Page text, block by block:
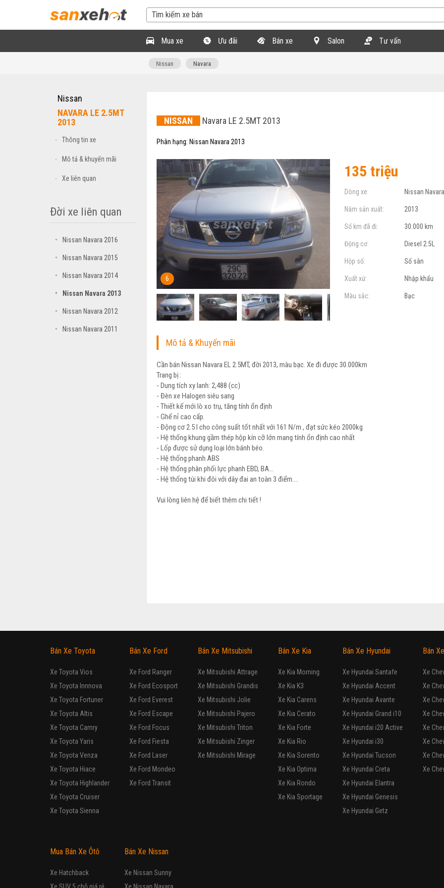
Mua xe Ưu đãi Bán xe Salon Tư vấn
Nissan Navara
Nissan
NAVARA LE 2.5MT
2013
• Thông tin xe
• Mô tả & khuyến mãi
• Xe liên quan
Đời xe liên quan
• Nissan Navara 2016
• Nissan Navara 2015
• Nissan Navara 2014
• Nissan Navara 2013
• Nissan Navara 2012
• Nissan Navara 2011
NISSAN Navara LE 2.5MT 2013
Phân hạng: Nissan Navara 2013
6
135 triệu
Dòng xe: Nissan Navara
Năm sản xuất: 2013
Số km đã đi: 30.000 km
Động cơ: Diesel 2.5L
Hộp số: Số sàn
Xuất xứ: Nhập khẩu
Màu sắc: Bạc
Mô tả & Khuyến mãi
Cần bán Nissan Navara EL 2.5MT, đời 2013, màu bạc. Xe đi được 30.000km
Trang bị :
- Dung tích xy lanh: 2,488 (cc)
- Đèn xe Halogen siêu sang
- Thiết kế mới lò xo trụ, tăng tính ổn định
- Ghế nỉ cao cấp.
- Động cơ 2.5 l cho công suất tốt nhất với 161 N/m , đạt sức kéo 2000kg
- Hệ thống khung gầm thép hộp kín cỡ lớn mang tính ổn định cao nhất
- Lốp được sử dụng loại lớn bánh béo.
- Hệ thống phanh ABS
- Hệ thống phân phối lực phanh EBD, BA...
- Hệ thống túi khi đôi với dây đai an toàn 3 điểm….
Vui lòng liên hệ để biết thêm chi tiết !
Bán Xe Toyota
Xe Toyota Vios
Xe Toyota Innnova
Xe Toyota Fortuner
Xe Toyota Altis
Xe Toyota Camry
Xe Toyota Yaris
Xe Toyota Venza
Xe Toyota Hiace
Xe Toyota Highlander
Xe Toyota Cruiser
Xe Toyota Sienna
Bán Xe Ford
Xe Ford Ranger
Xe Ford Ecosport
Xe Ford Everest
Xe Ford Escape
Xe Ford Focus
Xe Ford Fiesta
Xe Ford Laser
Xe Ford Mondeo
Xe Ford Transit
Bán Xe Mitsubishi
Xe Mitsubishi Attrage
Xe Mitsubishi Grandis
Xe Mitsubishi Jolie
Xe Mitsubishi Pajero
Xe Mitsubishi Triton
Xe Mitsubishi Zinger
Xe Mitsubishi Mirage
Bán Xe Kia
Xe Kia Morning
Xe Kia K3
Xe Kia Carens
Xe Kia Cerato
Xe Kia Forte
Xe Kia Rio
Xe Kia Sorento
Xe Kia Optima
Xe Kia Rondo
Xe Kia Sportage
Bán Xe Hyundai
Xe Hyundai Santafe
Xe Hyundai Accent
Xe Hyundai Avante
Xe Hyundai Grand i10
Xe Hyundai i20 Active
Xe Hyundai i30
Xe Hyundai Tucson
Xe Hyundai Creta
Xe Hyundai Elantra
Xe Hyundai Genesis
Xe Hyundai Getz
Bán
Xe
Xe
Xe
Xe
Xe
Xe
Xe
Xe
Mua Bán Xe Ôtô
Xe Hatchback
Xe SUV 5 chỗ giá rẻ
Bán Xe Nissan
Xe Nissan Sunny
Xe Nissan Navara